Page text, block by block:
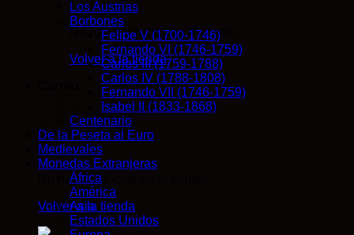
No hay productos en el carrito.
Volver a la tienda
No hay productos en el carrito.
Volver a la tienda
Los Austrias
Borbones
Felipe V (1700-1746)
Fernando VI (1746-1759)
Carlos III (1759-1788)
Carlos IV (1788-1808)
Fernando VII (1746-1759)
Isabel II (1833-1868)
Centenario
De la Peseta al Euro
Medievales
Monedas Extranjeras
África
América
Asia
Estados Unidos